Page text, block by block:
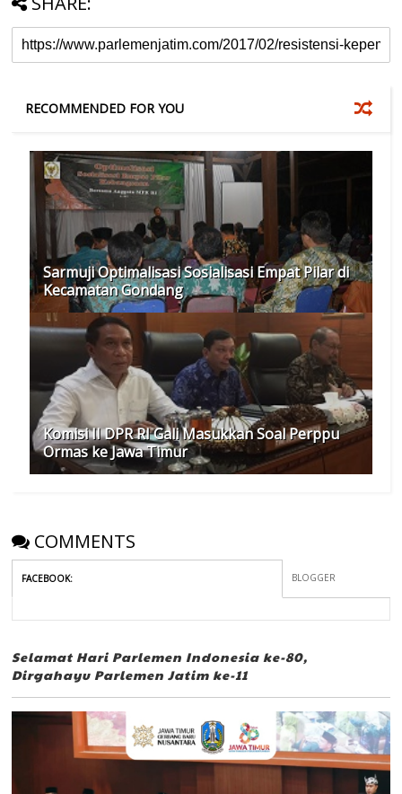
RECOMMENDED FOR YOU
Sarmuji Optimalisasi Sosialisasi Empat Pilar di
Kecamatan Gondang
Komisi II DPR RI Gali Masukkan Soal Perppu
Ormas ke Jawa Timur
COMMENTS
FACEBOOK: BLOGGER
Selamat Hari Parlemen Indonesia ke-80,
Dirgahayu Parlemen Jatim ke-11